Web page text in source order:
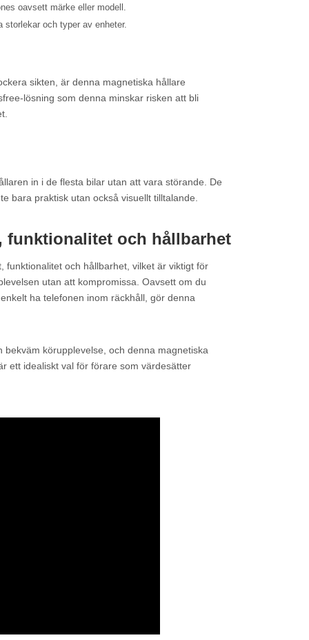
oavsett märke eller modell.
storlekar och typer av enheter.
sikten, är denna magnetiska hållare
lösning som denna minskar risken att bli
in i de flesta bilar utan att vara störande. De
bara praktisk utan också visuellt tilltalande.
funktionalitet och hållbarhet
och hållbarhet, vilket är viktigt för
utan att kompromissa. Oavsett om du
ha telefonen inom räckhåll, gör denna
körupplevelse, och denna magnetiska
ett idealiskt val för förare som värdesätter